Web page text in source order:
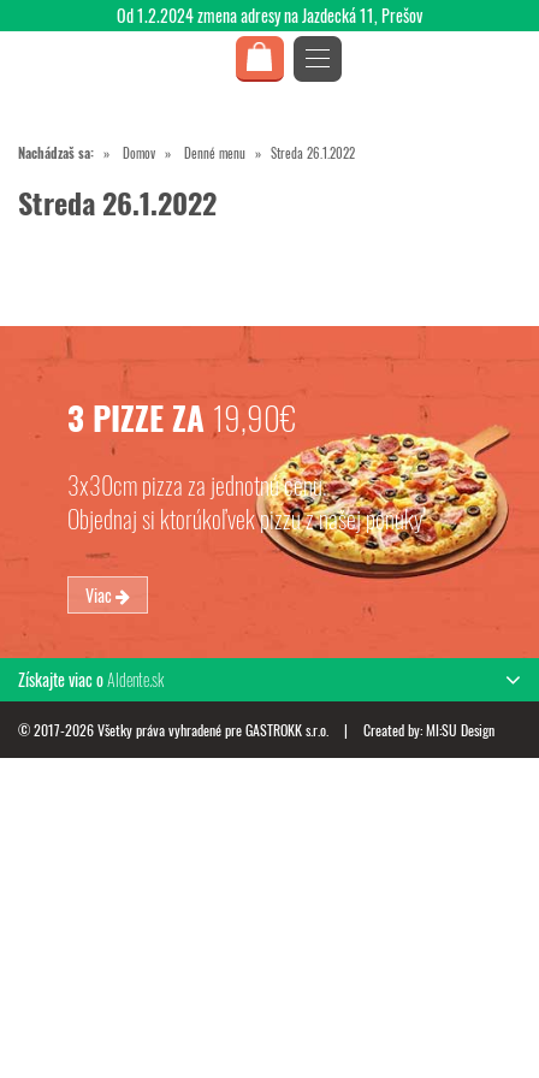
Nachádzaš sa: Domov Denné menu Streda 26.1.2022
Streda 26.1.2022
3 PIZZE ZA 19,90€
3x30cm pizza za jednotnú cenu.
Objednaj si ktorúkoľvek pizzu z našej ponuky
Viac
Získajte viac oAldente.sk
© 2017-2026 Všetky práva vyhradené pre GASTROKK s.r.o. | Created by:MI:SU Design
Od 1.2.2024 zmena adresy na Jazdecká 11, Prešov